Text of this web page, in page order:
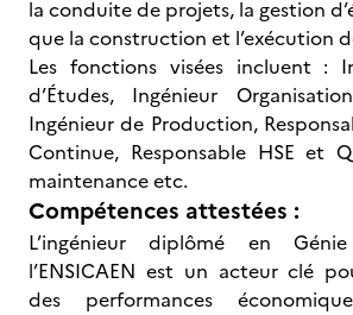
la conduite de projets, la gestion
que la construction et l’exécution
Les fonctions visées incluent :
d’Études, Ingénieur
Ingénieur de Production,
Continue, Responsable HSE et
maintenance etc.
Compétences attestées :
L’ingénieur diplômé en
l’ENSICAEN est un acteur clé
des performances